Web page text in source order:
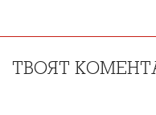
ТВОЯТ